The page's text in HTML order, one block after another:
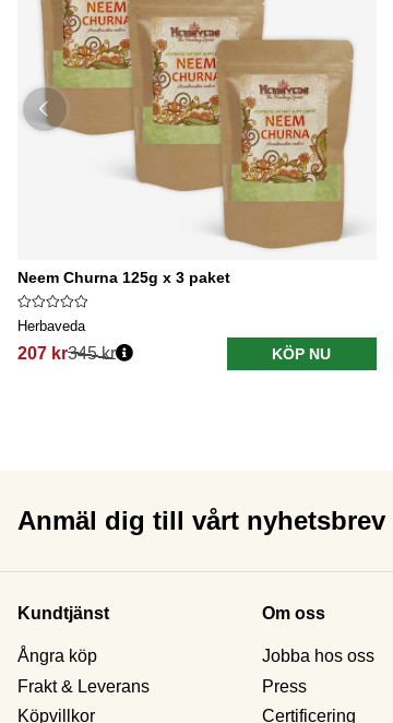
Neem Churna 125g x 3 paket
Herbaveda
207 kr345 kr KÖP NU
Anmäl dig till vårt nyhetsbrev
Kundtjänst
Ångra köp
Frakt & Leverans
Köpvillkor
Om oss
Jobba hos oss
Press
Certificering